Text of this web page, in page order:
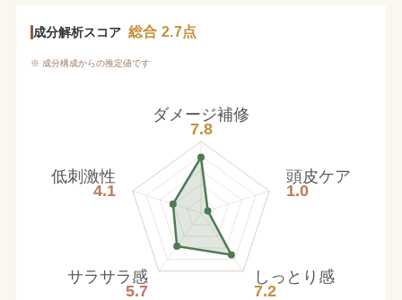
成分解析スコア 総合 2.7点
※ 成分構成からの推定値です
ダメージ補修
7.8
頭皮ケア
1.0
しっとり感
7.2
サラサラ感
5.7
低刺激性
4.1